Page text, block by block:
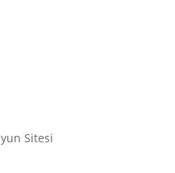
Sitesi